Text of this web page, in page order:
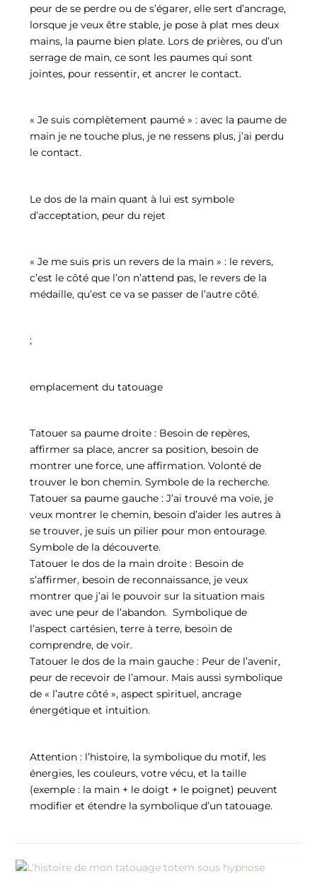
peur de se perdre ou de s’égarer, elle sert d’ancrage,
lorsque je veux être stable, je pose à plat mes deux
mains, la paume bien plate. Lors de prières, ou d’un
serrage de main, ce sont les paumes qui sont
jointes, pour ressentir, et ancrer le contact.
« Je suis complètement paumé » : avec la paume de
main je ne touche plus, je ne ressens plus, j’ai perdu
le contact.
Le dos de la main quant à lui est symbole
d’acceptation, peur du rejet
« Je me suis pris un revers de la main » : le revers,
c’est le côté que l’on n’attend pas, le revers de la
médaille, qu’est ce va se passer de l’autre côté.
;
emplacement du tatouage
Tatouer sa paume droite : Besoin de repères,
affirmer sa place, ancrer sa position, besoin de
montrer une force, une affirmation. Volonté de
trouver le bon chemin. Symbole de la recherche.
Tatouer sa paume gauche : J’ai trouvé ma voie, je
veux montrer le chemin, besoin d’aider les autres à
se trouver, je suis un pilier pour mon entourage.
Symbole de la découverte.
Tatouer le dos de la main droite : Besoin de
s’affirmer, besoin de reconnaissance, je veux
montrer que j’ai le pouvoir sur la situation mais
avec une peur de l’abandon. Symbolique de
l’aspect cartésien, terre à terre, besoin de
comprendre, de voir.
Tatouer le dos de la main gauche : Peur de l’avenir,
peur de recevoir de l’amour. Mais aussi symbolique
de « l’autre côté », aspect spirituel, ancrage
énergétique et intuition.
Attention : l’histoire, la symbolique du motif, les
énergies, les couleurs, votre vécu, et la taille
(exemple : la main + le doigt + le poignet) peuvent
modifier et étendre la symbolique d’un tatouage.